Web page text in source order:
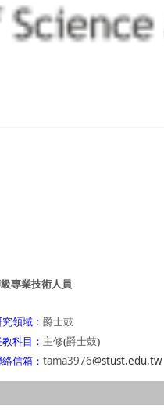
專業技術人員
領域： 爵士鼓
科目： 主修(爵士鼓)
信箱： tama3976@stust.edu.tw